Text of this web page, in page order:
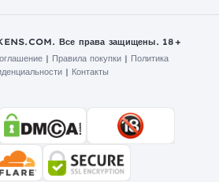
Все права защищены. 18+
| Правила покупки | Политика
| Контакты